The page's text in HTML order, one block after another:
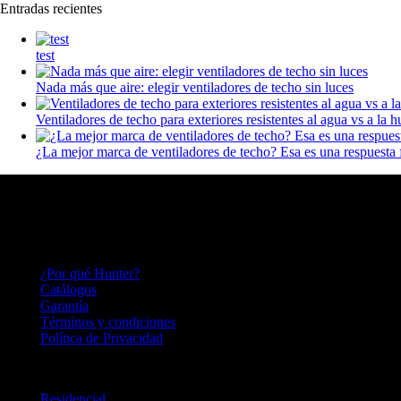
Entradas recientes
test
Nada más que aire: elegir ventiladores de techo sin luces
Ventiladores de techo para exteriores resistentes al agua vs a la
¿La mejor marca de ventiladores de techo? Esa es una respuesta
¿Por qué Hunter?
Catálogos
Garantía
Términos y condiciones
Política de Privacidad